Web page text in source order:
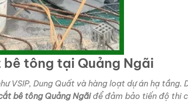
tông tại Quảng Ngãi
VSIP, Dung Quất và hàng loạt dự án hạ tầng.
bê tông Quảng Ngãiđể đảm bảo tiến độ thi